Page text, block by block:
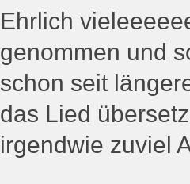
Ehrlich
genommen und
schon seit
das Lied
irgendwie zuviel